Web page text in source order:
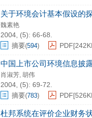
关于环境会计基本假设的
魏素艳
2004, (5): 66-68.
摘要(594) PDF[
中国上市公司环境信息披
肖淑芳, 胡伟
2004, (5): 69-72.
摘要(783) PDF[
杜邦系统在评价企业财务